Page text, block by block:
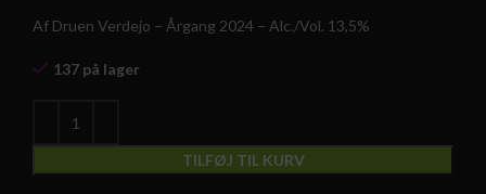
Af Druen Verdejo – Årgang 2024 – Alc./Vol. 13,5%
137 på lager
TILFØJ TIL KURV